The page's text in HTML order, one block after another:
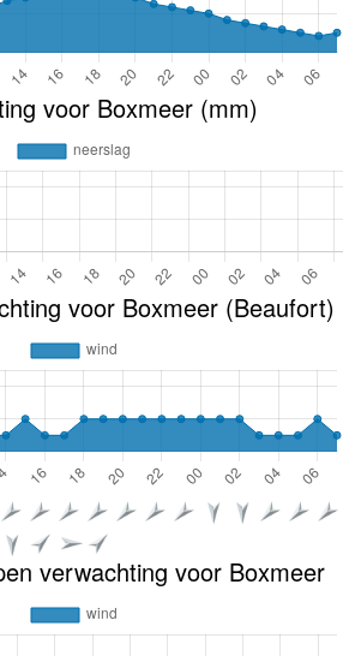
voor Boxmeer (mm)
voor Boxmeer (Beaufort)
verwachting voor Boxmeer